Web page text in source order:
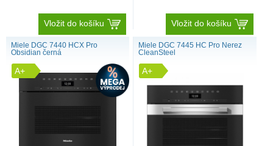
Vložit do košíku Vložit do košíku
Miele DGC 7440 HCX Pro
Obsidian černá
A+
Miele DGC 7445 HC Pro Nerez
CleanSteel
A+